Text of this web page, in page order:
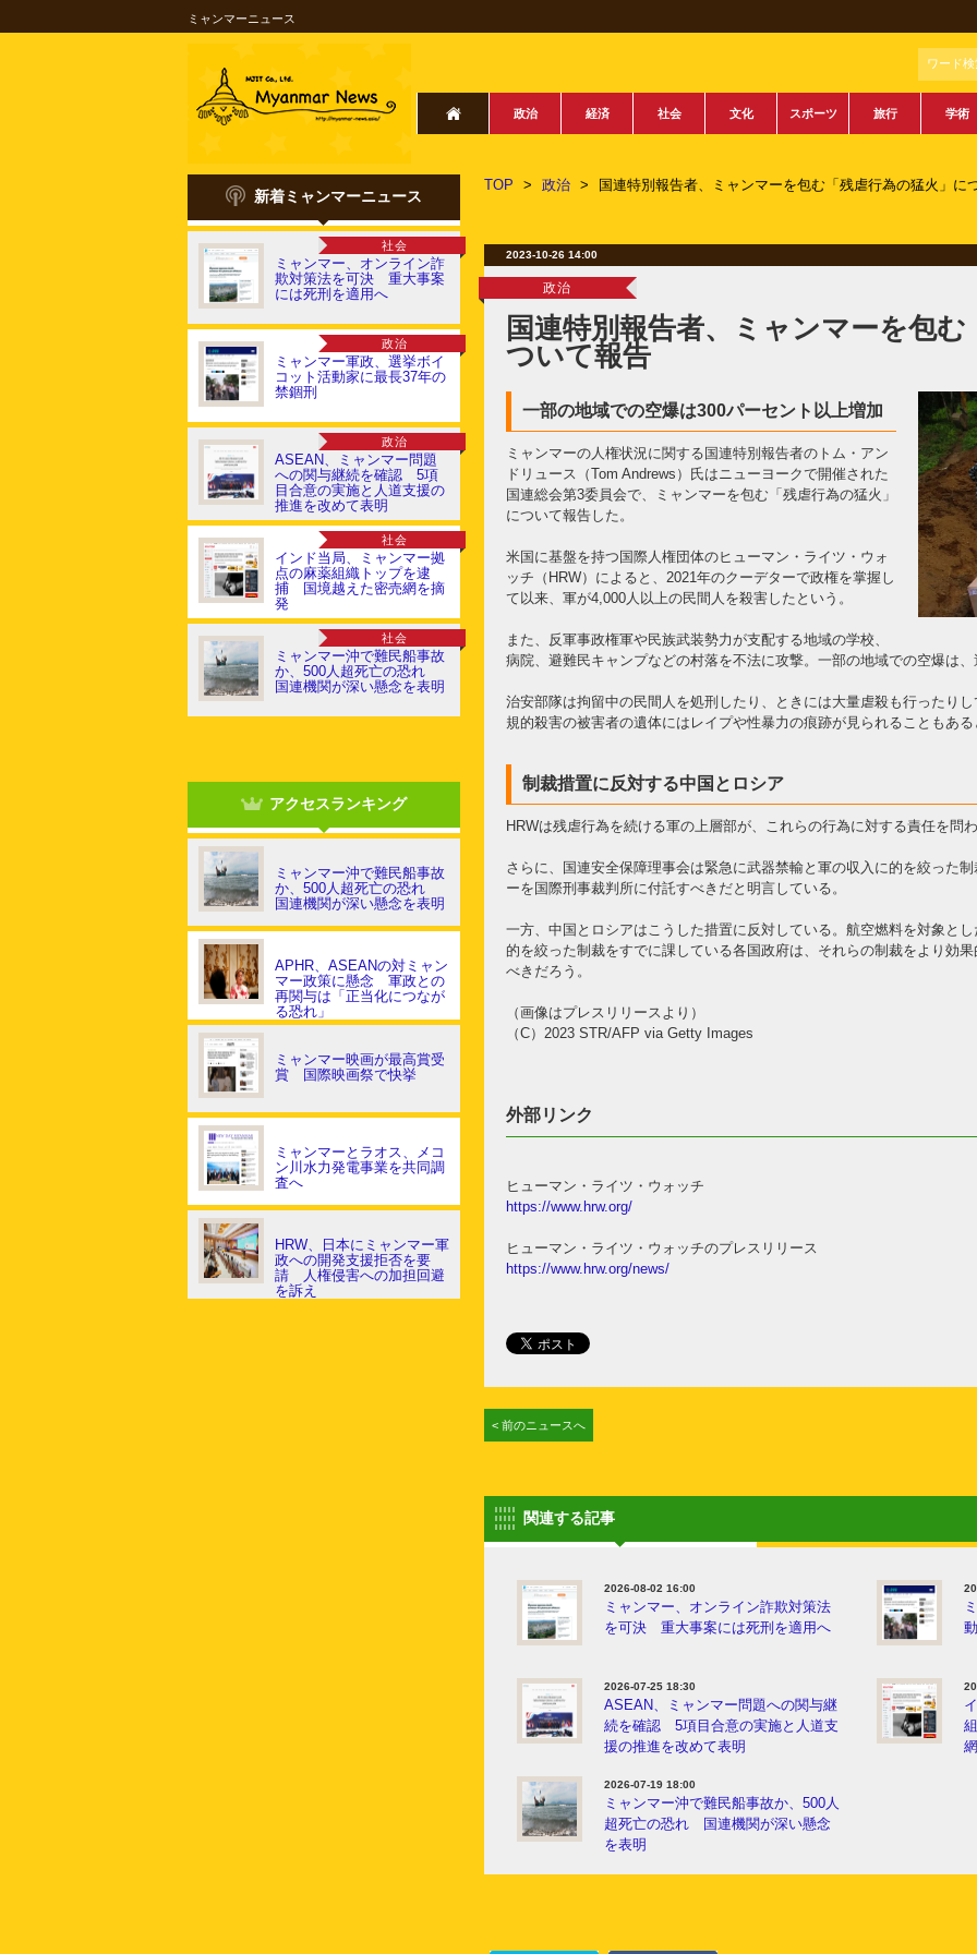
ミャンマーニュース
ワード検
政治 経済 社会 文化 スポーツ 旅行 学術
新着ミャンマーニュース
社会
ミャンマー、オンライン詐
欺対策法を可決 重大事案
には死刑を適用へ
政治
ミャンマー軍政、選挙ボイ
コット活動家に最長37年の
禁錮刑
政治
ASEAN、ミャンマー問題
への関与継続を確認 5項
目合意の実施と人道支援の
推進を改めて表明
社会
インド当局、ミャンマー拠
点の麻薬組織トップを逮
捕 国境越えた密売網を摘
発
社会
ミャンマー沖で難民船事故
か、500人超死亡の恐れ
国連機関が深い懸念を表明
アクセスランキング
ミャンマー沖で難民船事故
か、500人超死亡の恐れ
国連機関が深い懸念を表明
APHR、ASEANの対ミャン
マー政策に懸念 軍政との
再関与は「正当化につなが
る恐れ」
ミャンマー映画が最高賞受
賞 国際映画祭で快挙
ミャンマーとラオス、メコ
ン川水力発電事業を共同調
査へ
HRW、日本にミャンマー軍
政への開発支援拒否を要
請 人権侵害への加担回避
を訴え
TOP > 政治 > 国連特別報告者、ミャンマーを包む「残虐行為の猛火」に
2023-10-26 14:00
政治
国連特別報告者、ミャンマーを包
ついて報告
一部の地域での空爆は300パーセント以上増加
ミャンマーの人権状況に関する国連特別報告者のトム・アン
ドリュース（Tom Andrews）氏はニューヨークで開催された
国連総会第3委員会で、ミャンマーを包む「残虐行為の猛火」
について報告した。
米国に基盤を持つ国際人権団体のヒューマン・ライツ・ウォ
ッチ（HRW）によると、2021年のクーデターで政権を掌握し
て以来、軍が4,000人以上の民間人を殺害したという。
また、反軍事政権軍や民族武装勢力が支配する地域の学校、
病院、避難民キャンプなどの村落を不法に攻撃。一部の地域での空爆は、
治安部隊は拘留中の民間人を処刑したり、ときには大量虐殺も行ったり
規的殺害の被害者の遺体にはレイプや性暴力の痕跡が見られることもある
制裁措置に反対する中国とロシア
HRWは残虐行為を続ける軍の上層部が、これらの行為に対する責任を問
さらに、国連安全保障理事会は緊急に武器禁輸と軍の収入に的を絞った
ーを国際刑事裁判所に付託すべきだと明言している。
一方、中国とロシアはこうした措置に反対している。航空燃料を対象と
的を絞った制裁をすでに課している各国政府は、それらの制裁をより効
べきだろう。
（画像はプレスリリースより）
（C）2023 STR/AFP via Getty Images
外部リンク
ヒューマン・ライツ・ウォッチ
https://www.hrw.org/
ヒューマン・ライツ・ウォッチのプレスリリース
https://www.hrw.org/news/
< 前のニュースへ
関連する記事
2026-08-02 16:00
ミャンマー、オンライン詐欺対策法
を可決 重大事案には死刑を適用へ
2026-07-25 18:30
ASEAN、ミャンマー問題への関与継
続を確認 5項目合意の実施と人道支
援の推進を改めて表明
2026-07-19 18:00
ミャンマー沖で難民船事故か、500人
超死亡の恐れ 国連機関が深い懸念
を表明